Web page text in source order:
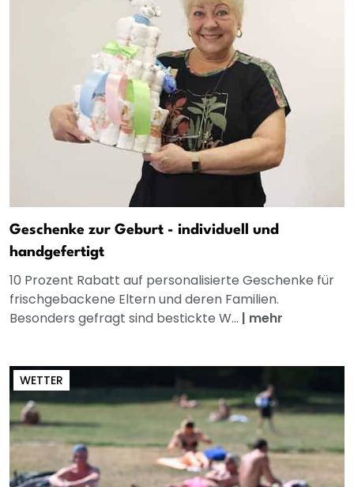
Geschenke zur Geburt - individuell und
handgefertigt
10 Prozent Rabatt auf personalisierte Geschenke für
frischgebackene Eltern und deren Familien.
Besonders gefragt sind bestickte W... | mehr
WETTER